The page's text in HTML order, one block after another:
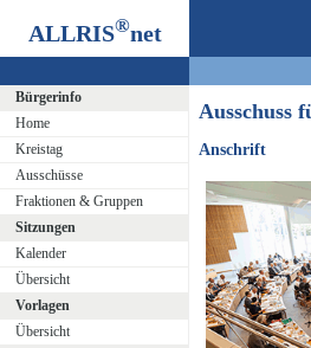
ALLRIS®net
Bürgerinfo
Home
Kreistag
Ausschüsse
Fraktionen & Gruppen
Sitzungen
Kalender
Übersicht
Vorlagen
Übersicht
Ausschuss
Anschrift